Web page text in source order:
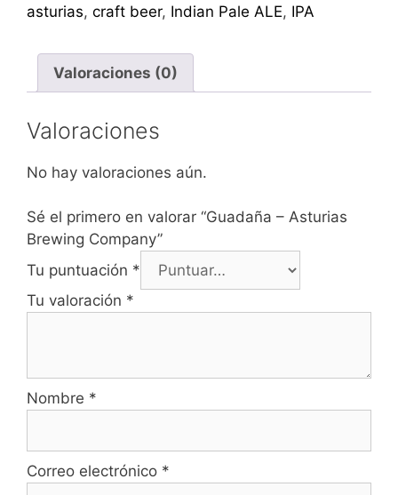
asturias, craft beer, Indian Pale ALE, IPA
Valoraciones (0)
Valoraciones
No hay valoraciones aún.
Sé el primero en valorar “Guadaña – Asturias
Brewing Company”
Tu puntuación *
Tu valoración *
Nombre *
Correo electrónico *